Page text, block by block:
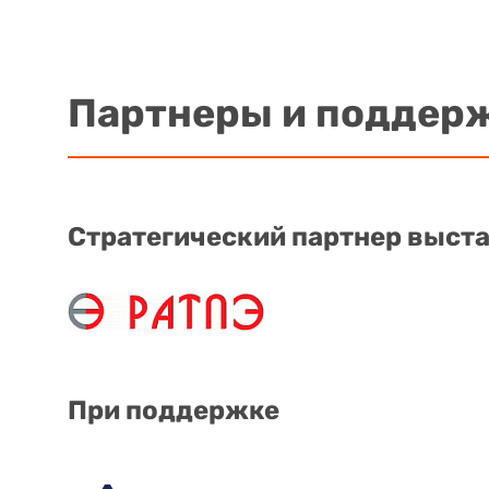
Партнеры и
Стратегический партнер
При поддержке